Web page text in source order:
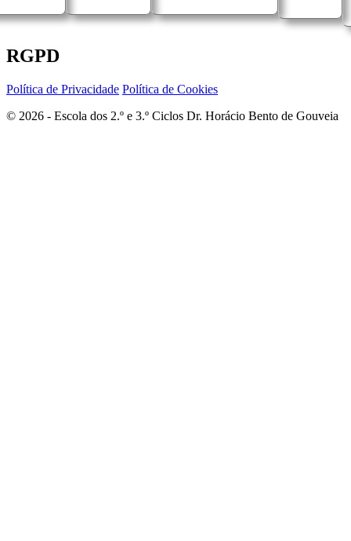
RGPD
Política de Privacidade Política de Cookies
© 2026 - Escola dos 2.º e 3.º Ciclos Dr. Horácio Bento de Gouveia